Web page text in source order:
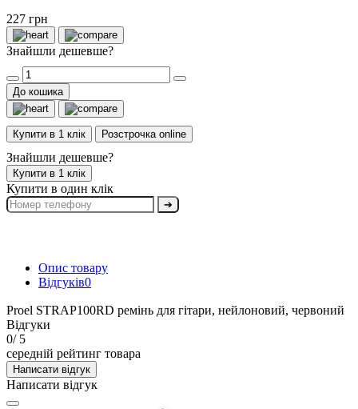
227 грн
Знайшли дешевше?
До кошика
Купити в 1 клік Розстрочка online
Знайшли дешевше?
Купити в 1 клік
Купити в один клік
➔
Опис товару
Відгуків0
Proel STRAP100RD ремінь для гітари, нейлоновий, червоний
Відгуки
0/ 5
середній рейтинг товара
Написати відгук
Написати відгук